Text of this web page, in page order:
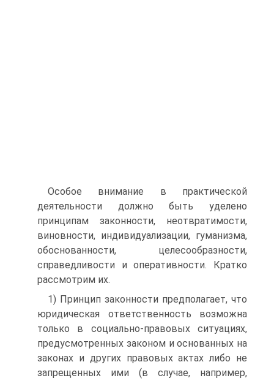
Особое внимание в практической
деятельности должно быть уделено
принципам законности, неотвратимости,
виновности, индивидуализации, гуманизма,
обоснованности, целесообразно­сти,
справедливости и оперативности. Кратко
рассмотрим их.
1) Принцип законности предполагает, что
юридическая от­ветственность возможна
только в социально-правовых ситуаци­ях,
предусмотренных законом и основанных на
законах и других правовых актах либо не
запрещенных ими (в случае, например,